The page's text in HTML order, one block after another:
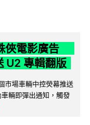
俠電影廣告
U2 專輯翻版
市場車輛中控熒幕推送
輛即彈出通知，觸發